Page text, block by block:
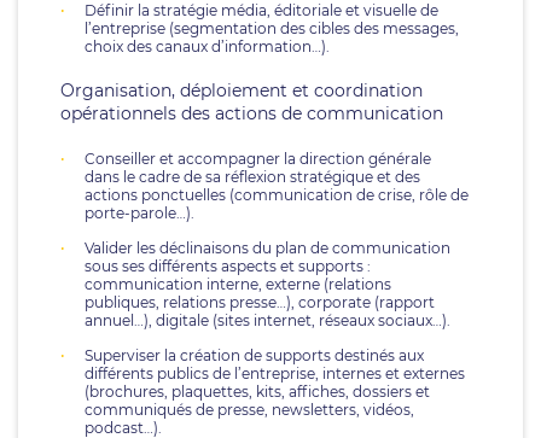
Définir la stratégie média, éditoriale et visuelle de
l’entreprise (segmentation des cibles des messages,
choix des canaux d’information…).
Organisation, déploiement et coordination
opérationnels des actions de communication
Conseiller et accompagner la direction générale
dans le cadre de sa réflexion stratégique et des
actions ponctuelles (communication de crise, rôle de
porte-parole…).
Valider les déclinaisons du plan de communication
sous ses différents aspects et supports :
communication interne, externe (relations
publiques, relations presse…), corporate (rapport
annuel…), digitale (sites internet, réseaux sociaux…).
Superviser la création de supports destinés aux
différents publics de l’entreprise, internes et externes
(brochures, plaquettes, kits, affiches, dossiers et
communiqués de presse, newsletters, vidéos,
podcast…).